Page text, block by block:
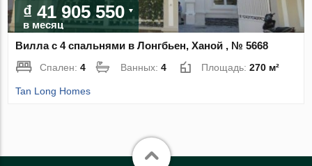
₫ 41 905 550
в месяц
Вилла с 4 спальнями в Лонгбьен, Ханой , № 5668
Спален:4 Ванных:4 Площадь:270 м²
Tan Long Homes